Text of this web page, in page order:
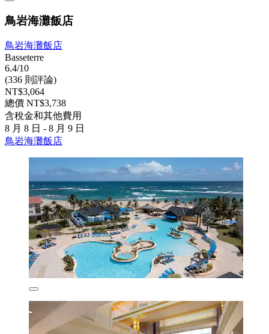
鳥岩海灘飯店
鳥岩海灘飯店
Basseterre
6.4/10
(336 則評論)
NT$3,064
總價 NT$3,738
含稅金和其他費用
8 月 8 日 - 8 月 9 日
鳥岩海灘飯店